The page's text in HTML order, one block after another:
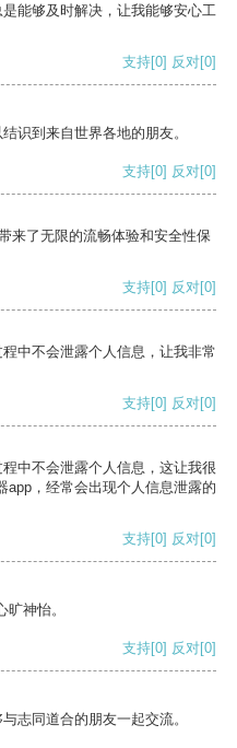
能够及时解决，让我能够安心工
支持[0] 反对[0]
识到来自世界各地的朋友。
支持[0] 反对[0]
来了无限的流畅体验和安全性保
支持[0] 反对[0]
中不会泄露个人信息，让我非常
支持[0] 反对[0]
中不会泄露个人信息，这让我很
app，经常会出现个人信息泄露的
支持[0] 反对[0]
神怡。
支持[0] 反对[0]
志同道合的朋友一起交流。